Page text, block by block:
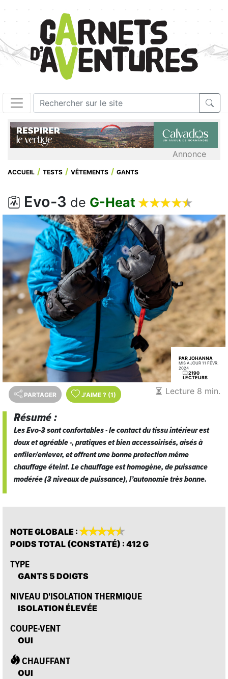
Annonce
ACCUEIL TESTS VÊTEMENTS GANTS
Evo-3 de G-Heat 

PAR JOHANNA
MIS À JOUR 11 FÉVR.
2024
2190
LECTEURS
PARTAGER J'AIME ? (1) Lecture 8 min.
Résumé :
Les Evo-3 sont confortables - le contact du tissu intérieur est
doux et agréable -, pratiques et bien accessoirisés, aisés à
enfiler/enlever, et offrent une bonne protection même
chauffage éteint. Le chauffage est homogène, de puissance
modérée (3 niveaux de puissance), l’autonomie très bonne.
NOTE GLOBALE :

POIDS TOTAL (CONSTATÉ) : 412 G
TYPE
GANTS 5 DOIGTS
NIVEAU D'ISOLATION THERMIQUE
ISOLATION ÉLEVÉE
COUPE-VENT
OUI
CHAUFFANT
OUI